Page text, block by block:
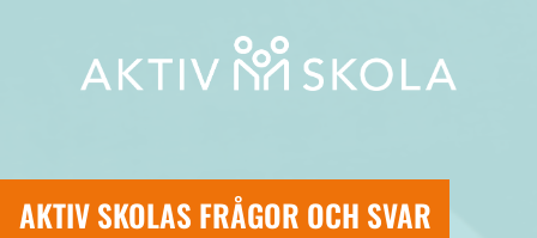
AKTIV SKOLAS FRÅGOR OCH SVAR